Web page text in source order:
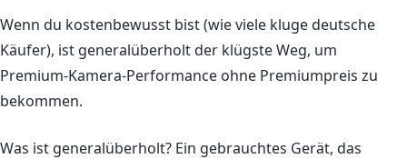
Wenn du kostenbewusst bist (wie viele kluge deutsche
Käufer), ist generalüberholt der klügste Weg, um
Premium-Kamera-Performance ohne Premiumpreis zu
bekommen.
Was ist generalüberholt? Ein gebrauchtes Gerät, das